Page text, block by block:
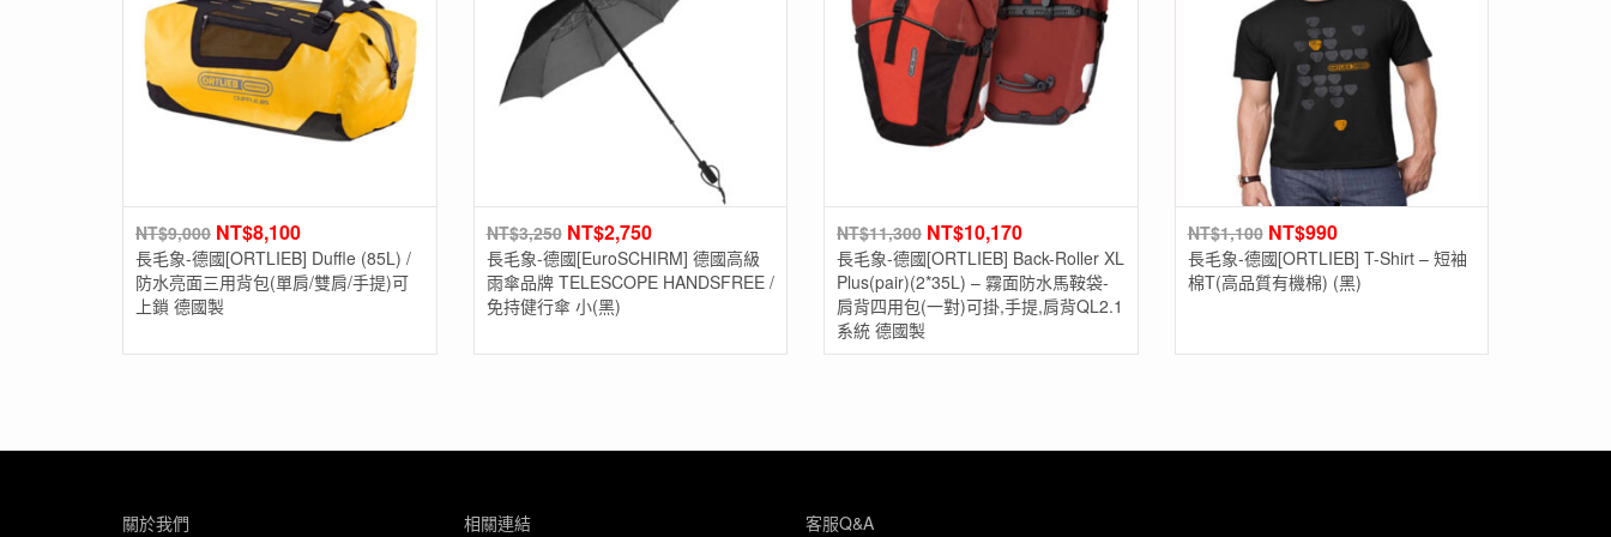
NT$9,000 NT$8,100
長毛象-德國[ORTLIEB] Duffle (85L) /
防水亮面三用背包(單肩/雙肩/手提)可
上鎖 德國製
NT$3,250 NT$2,750
長毛象-德國[EuroSCHIRM] 德國高級
雨傘品牌 TELESCOPE HANDSFREE /
免持健行傘 小(黑)
NT$11,300 NT$10,170
長毛象-德國[ORTLIEB] Back-Roller XL
Plus(pair)(2*35L) – 霧面防水馬鞍袋-
肩背四用包(一對)可掛,手提,肩背QL2.1
系統 德國製
NT$1,100 NT$990
長毛象-德國[ORTLIEB] T-Shirt – 短袖
棉T(高品質有機棉) (黑)
關於我們
相關連結
客服Q&A